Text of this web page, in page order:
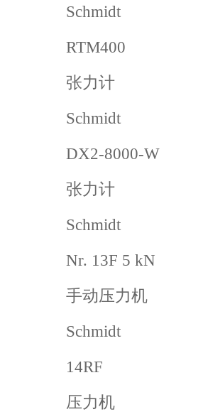
Schmidt
RTM400
张力计
Schmidt
DX2-8000-W
张力计
Schmidt
Nr. 13F 5 kN
手动压力机
Schmidt
14RF
压力机